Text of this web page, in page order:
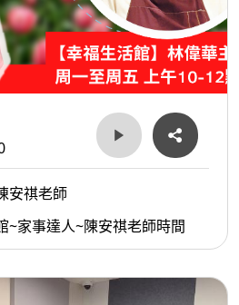
安祺老師
~家事達人~陳安祺老師時間